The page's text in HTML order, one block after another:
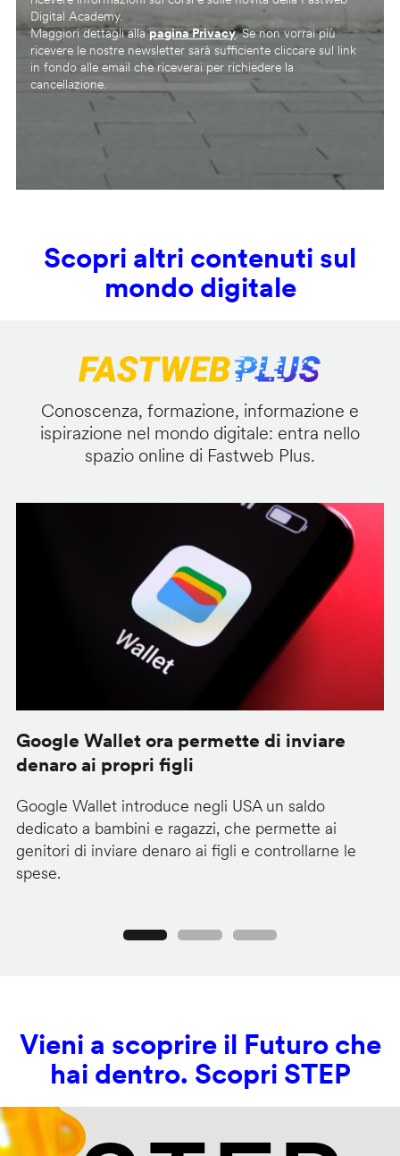
Digital Academy.
Maggiori dettagli allapagina Privacy. Se non vorrai più
ricevere le nostre newsletter sarà sufficiente cliccare sul link
in fondo alle email che riceverai per richiedere la
cancellazione.
Scopri altri contenuti sul
mondo digitale
Conoscenza, formazione, informazione e
ispirazione nel mondo digitale: entra nello
spazio online di Fastweb Plus.
Google Wallet ora permette di inviare
denaro ai propri figli
Google Wallet introduce negli USA un saldo
dedicato a bambini e ragazzi, che permette ai
genitori di inviare denaro ai figli e controllarne le
spese.
Vieni a scoprire il Futuro che
hai dentro. Scopri STEP